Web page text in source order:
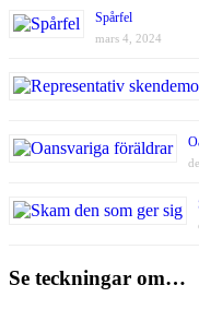
Spårfel
mars 4, 2024
Se teckningar om…